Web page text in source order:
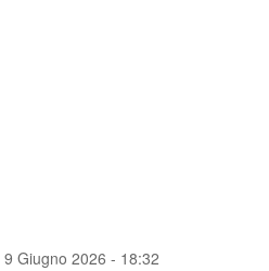
9 Giugno 2026 - 18:32